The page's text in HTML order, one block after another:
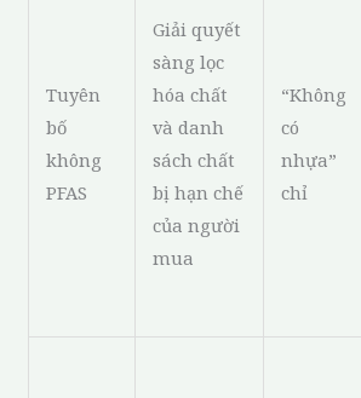
Tuyên
bố
không
PFAS
Giải quyết
sàng lọc
hóa chất
và danh
sách chất
bị hạn chế
của người
mua
“Không
có
nhựa”
chỉ